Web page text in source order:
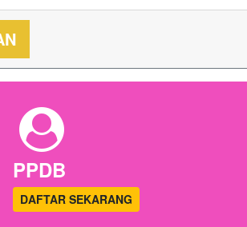
PPDB
DAFTAR SEKARANG